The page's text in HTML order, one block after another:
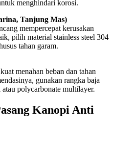
menghindari korosi.
Tanjung Mas)
mempercepat kerusakan
pilih material stainless steel 304
tahan garam.
menahan beban dan tahan
gunakan rangka baja
polycarbonate multilayer.
Kanopi Anti